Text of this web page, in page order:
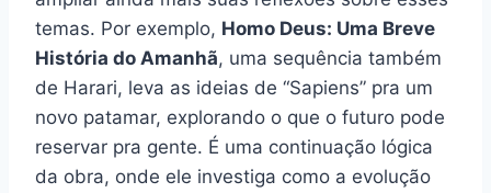
temas. Por exemplo, Homo Deus: Uma Breve
História do Amanhã, uma sequência também
de Harari, leva as ideias de “Sapiens” pra um
novo patamar, explorando o que o futuro pode
reservar pra gente. É uma continuação lógica
da obra, onde ele investiga como a evolução